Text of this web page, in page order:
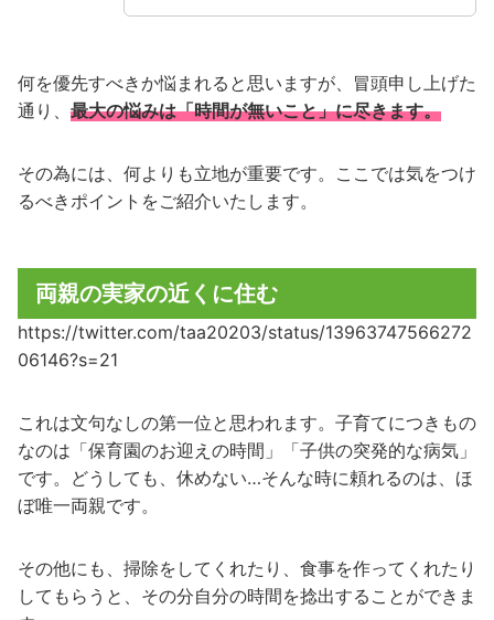
何を優先すべきか悩まれると思いますが、冒頭申し上げた
通り、 最大の悩みは「時間が無いこと」に尽きます。
その為には、何よりも立地が重要です。ここでは気をつけ
るべきポイントをご紹介いたします。
両親の実家の近くに住む
https://twitter.com/taa20203/status/13963747566272
06146?s=21
これは文句なしの第一位と思われます。子育てにつきもの
なのは「保育園のお迎えの時間」「子供の突発的な病気」
です。どうしても、休めない…そんな時に頼れるのは、ほ
ぼ唯一両親です。
その他にも、掃除をしてくれたり、食事を作ってくれたり
してもらうと、その分自分の時間を捻出することができま